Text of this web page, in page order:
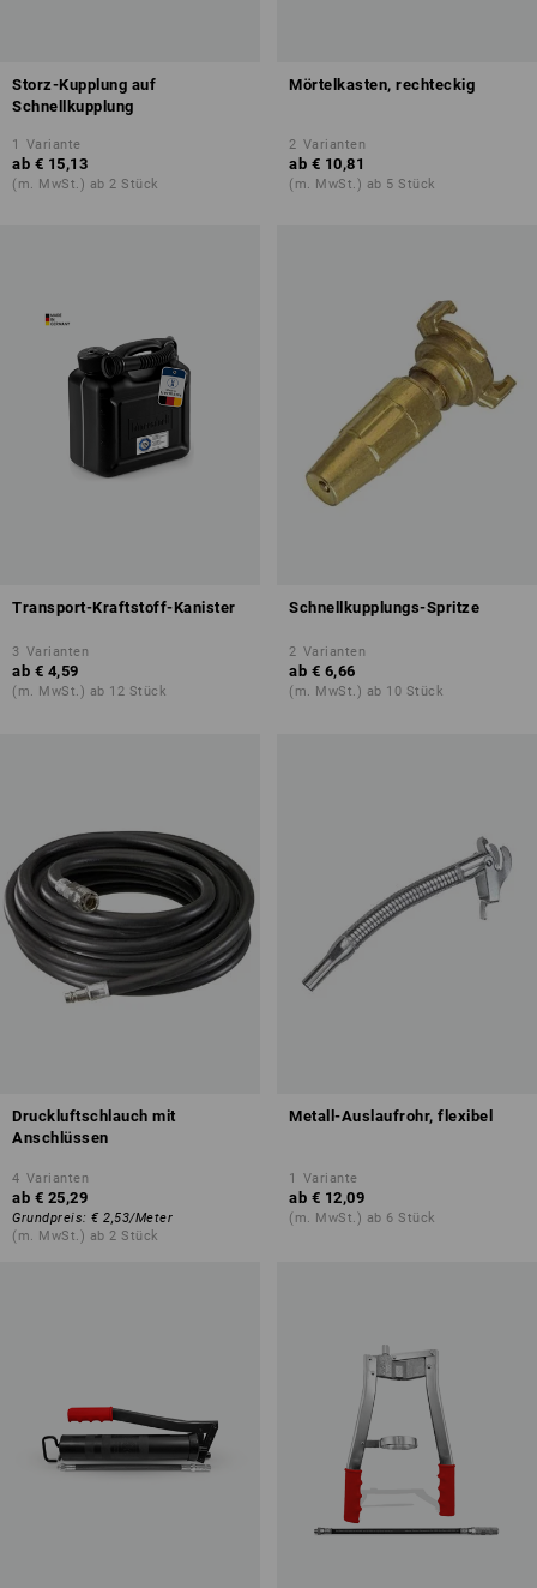
Storz-Kupplung auf
Schnellkupplung
1 Variante
ab € 15,13
(m. MwSt.) ab 2 Stück
Mörtelkasten, rechteckig
2 Varianten
ab € 10,81
(m. MwSt.) ab 5 Stück
Transport-Kraftstoff-Kanister
3 Varianten
ab € 4,59
(m. MwSt.) ab 12 Stück
Schnellkupplungs-Spritze
2 Varianten
ab € 6,66
(m. MwSt.) ab 10 Stück
Druckluftschlauch mit
Anschlüssen
4 Varianten
ab € 25,29
Grundpreis: € 2,53/Meter
(m. MwSt.) ab 2 Stück
Metall-Auslaufrohr, flexibel
1 Variante
ab € 12,09
(m. MwSt.) ab 6 Stück